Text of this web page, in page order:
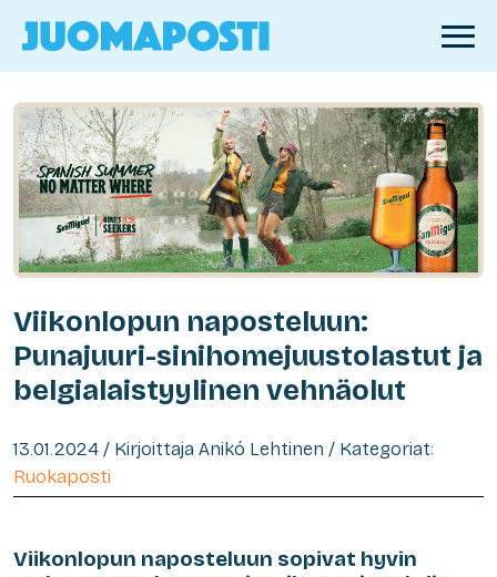
Viikonlopun naposteluun:
Punajuuri-sinihomejuustolastut ja
belgialaistyylinen vehnäolut
13.01.2024 / Kirjoittaja Anikó Lehtinen / Kategoriat:
Ruokaposti
Viikonlopun naposteluun sopivat hyvin